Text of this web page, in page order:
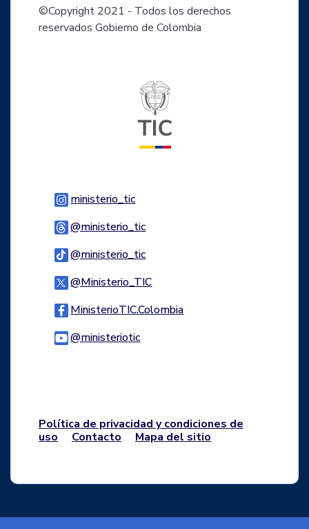
©Copyright 2021 - Todos los derechos
reservados Gobierno de Colombia
ministerio_ticLogo Instagram
@ministerio_ticLogo Threads
@ministerio_ticLogo Tiktok
@Ministerio_TICLogo Twitter
MinisterioTIC.ColombiaLogo Facebook
@ministerioticLogo Youtube
Política de privacidad y condiciones de
uso
Contacto Mapa del sitio